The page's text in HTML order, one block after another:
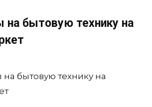
бытовую технику на